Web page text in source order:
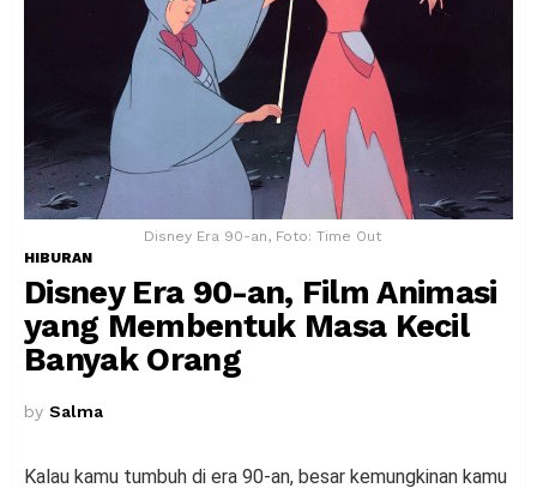
Disney Era 90-an, Foto: Time Out
HIBURAN
Disney Era 90-an, Film Animasi
yang Membentuk Masa Kecil
Banyak Orang
by Salma
Kalau kamu tumbuh di era 90-an, besar kemungkinan kamu